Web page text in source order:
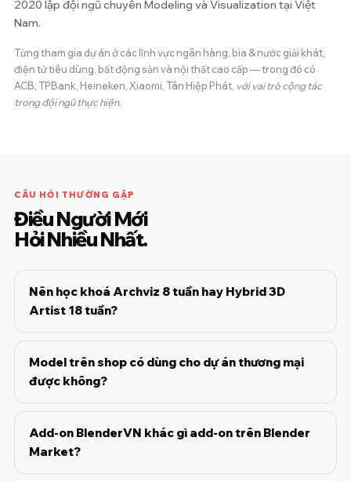
2020 lập đội ngũ chuyên Modeling và Visualization tại Việt
Nam.
Từng tham gia dự án ở các lĩnh vực ngân hàng, bia & nước giải khát,
điện tử tiêu dùng, bất động sản và nội thất cao cấp — trong đó có
ACB, TPBank, Heineken, Xiaomi, Tân Hiệp Phát, với vai trò cộng tác
trong đội ngũ thực hiện.
CÂU HỎI THƯỜNG GẶP
Điều Người Mới
Hỏi Nhiều Nhất.
Nên học khoá Archviz 8 tuần hay Hybrid 3D
Artist 18 tuần?
Model trên shop có dùng cho dự án thương mại
được không?
Add-on BlenderVN khác gì add-on trên Blender
Market?